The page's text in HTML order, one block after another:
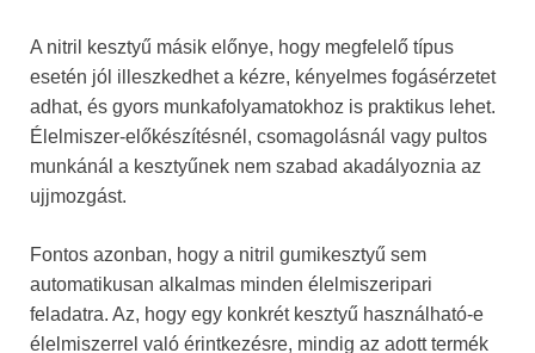
A nitril kesztyű másik előnye, hogy megfelelő típus
esetén jól illeszkedhet a kézre, kényelmes fogásérzetet
adhat, és gyors munkafolyamatokhoz is praktikus lehet.
Élelmiszer-előkészítésnél, csomagolásnál vagy pultos
munkánál a kesztyűnek nem szabad akadályoznia az
ujjmozgást.
Fontos azonban, hogy a nitril gumikesztyű sem
automatikusan alkalmas minden élelmiszeripari
feladatra. Az, hogy egy konkrét kesztyű használható-e
élelmiszerrel való érintkezésre, mindig az adott termék